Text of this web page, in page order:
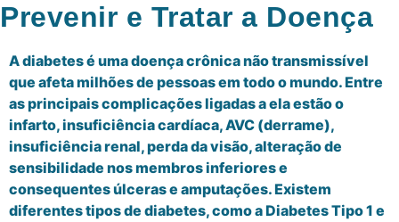
Prevenir e Tratar a Doença
A diabetes é uma doença crônica não transmissível
que afeta milhões de pessoas em todo o mundo. Entre
as principais complicações ligadas a ela estão o
infarto, insuficiência cardíaca, AVC (derrame),
insuficiência renal, perda da visão, alteração de
sensibilidade nos membros inferiores e
consequentes úlceras e amputações. Existem
diferentes tipos de diabetes, como a Diabetes Tipo 1 e